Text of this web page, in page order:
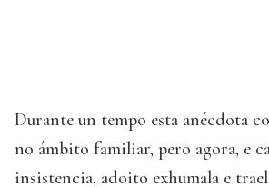
Durante un tempo esta anécdota
no ámbito familiar, pero agora, e
insistencia, adoito exhumala e